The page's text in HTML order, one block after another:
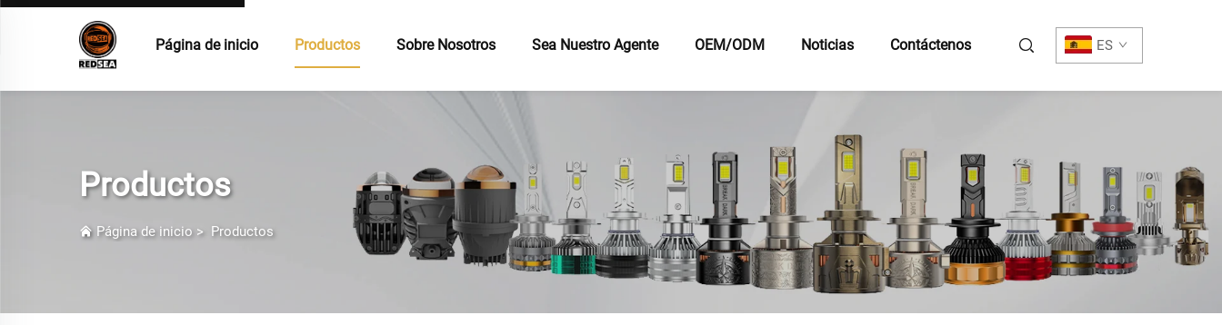
Página de inicio Productos Sobre Nosotros Sea Nuestro Agente OEM/ODM Noticias Contáctenos ES
Productos
Página de inicio > Productos